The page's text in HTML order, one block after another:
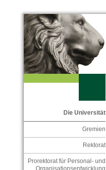
Die Universität
Gremien
Rektorat
Prorektorat für Personal- und